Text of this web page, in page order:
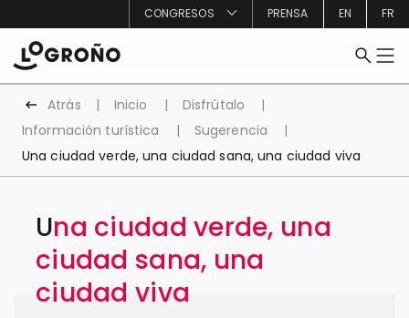
CONGRESOS PRENSA EN FR
Atrás Inicio
Disfrútalo
Información turística
Sugerencia
Una ciudad verde, una ciudad sana, una ciudad viva
Una ciudad verde, una
ciudad sana, una
ciudad viva